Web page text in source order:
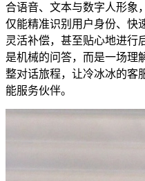
合语音、文本与数字人形象
仅能精准识别用户身份、快
灵活补偿，甚至贴心地进行
是机械的问答，而是一场理
整对话旅程，让冷冰冰的客
能服务伙伴。